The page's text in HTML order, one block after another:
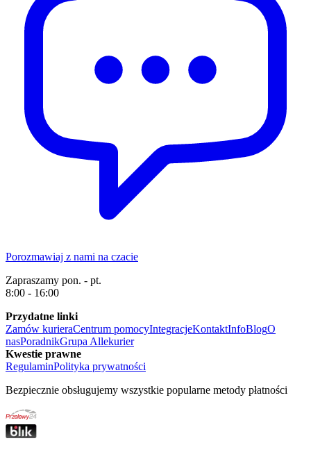
Porozmawiaj z nami na czacie
Zapraszamy pon. - pt.
8:00 - 16:00
Przydatne linki
Zamów kurieraCentrum pomocyIntegracjeKontaktInfoBlogO
nasPoradnikGrupa Allekurier
Kwestie prawne
RegulaminPolityka prywatności
Bezpiecznie obsługujemy wszystkie popularne metody płatności